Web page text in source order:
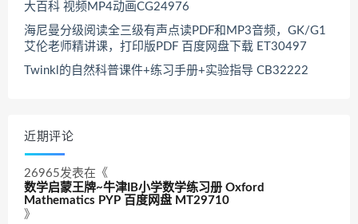
大百科 视频MP4动画CG24976
海尼曼分级阅读全三级有声点读PDF和MP3音频，GK/G1
艾伦老师精讲课，打印版PDF 百度网盘下载 ET30497
Twinkl的自然科普课件+练习手册+实验指导 CB32222
近期评论
26965发表在《
数学启蒙王牌~牛津IB小学数学练习册 Oxford
Mathematics PYP 百度网盘 MT29710
》